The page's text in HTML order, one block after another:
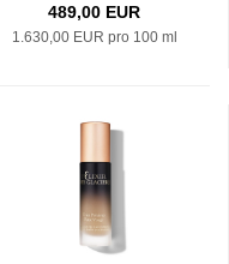
489,00 EUR
1.630,00 EUR pro 100 ml